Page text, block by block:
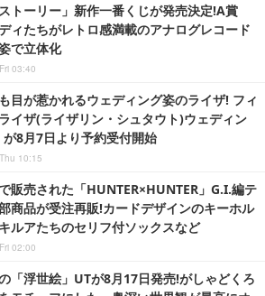
ストーリー」新作一番くじが発売決定!A賞
ィたちがレトロ感満載のアナログレコード
で立体化
03:40
目が惹かれるウェディング姿のライザ! フィ
イザ(ライザリン・シュタウト)ウェディン
8月7日より予約受付開始
10:15
販売された「HUNTER×HUNTER」G.I.編テ
商品が受注再販!カードデザインのキーホル
ルアたちのセリフ付ソックスなど
02:00
「浮世絵」UTが8月17日発売!がしゃどくろ